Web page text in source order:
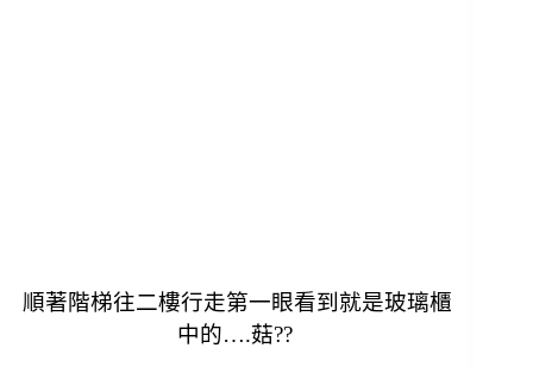
順著階梯往二樓行走第一眼看到就是玻璃櫃
中的….菇??